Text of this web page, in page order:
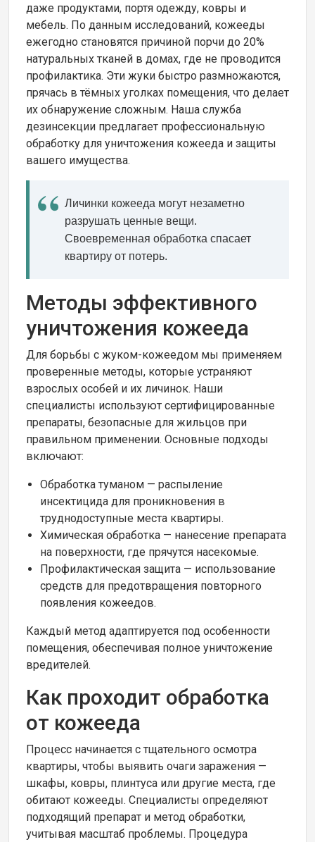
даже продуктами, портя одежду, ковры и
мебель. По данным исследований, кожееды
ежегодно становятся причиной порчи до 20%
натуральных тканей в домах, где не проводится
профилактика. Эти жуки быстро размножаются,
прячась в тёмных уголках помещения, что делает
их обнаружение сложным. Наша служба
дезинсекции предлагает профессиональную
обработку для уничтожения кожееда и защиты
вашего имущества.
Личинки кожееда могут незаметно
разрушать ценные вещи.
Своевременная обработка спасает
квартиру от потерь.
Методы эффективного
уничтожения кожееда
Для борьбы с жуком-кожеедом мы применяем
проверенные методы, которые устраняют
взрослых особей и их личинок. Наши
специалисты используют сертифицированные
препараты, безопасные для жильцов при
правильном применении. Основные подходы
включают:
Обработка туманом — распыление
инсектицида для проникновения в
труднодоступные места квартиры.
Химическая обработка — нанесение препарата
на поверхности, где прячутся насекомые.
Профилактическая защита — использование
средств для предотвращения повторного
появления кожеедов.
Каждый метод адаптируется под особенности
помещения, обеспечивая полное уничтожение
вредителей.
Как проходит обработка
от кожееда
Процесс начинается с тщательного осмотра
квартиры, чтобы выявить очаги заражения —
шкафы, ковры, плинтуса или другие места, где
обитают кожееды. Специалисты определяют
подходящий препарат и метод обработки,
учитывая масштаб проблемы. Процедура